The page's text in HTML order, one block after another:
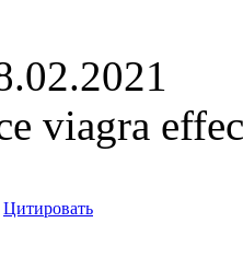
viagra
Цитировать